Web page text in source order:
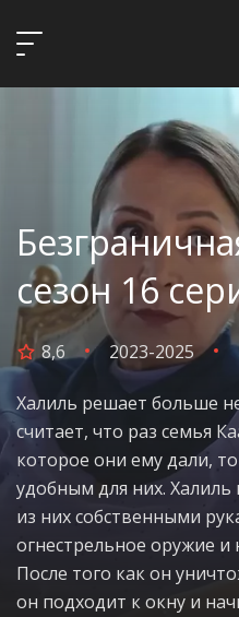
сезон 16
8,6 2023-2025
Халиль решает больше
считает, что раз семья
которое они ему дали,
удобным для них. Халиль
из них собственными
огнестрельное оружие и
После того как он
он подходит к окну и